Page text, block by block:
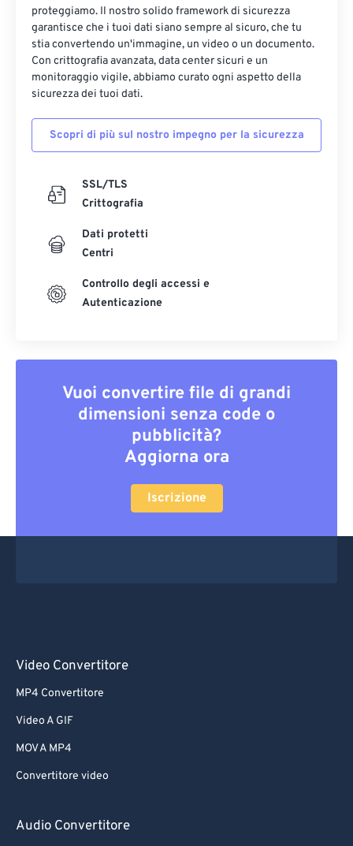
convertire CRW in DNG.
Sviluppato da:Canon Inc.
Data di rilascio iniziale:
Link utili:
https://en.wikipedia.org/wiki/
proteggiamo. Il nostro solido framework di sicurezza
garantisce che i tuoi dati siano sempre al sicuro, che tu
stia convertendo un'immagine, un video o un documento.
Con crittografia avanzata, data center sicuri e un
monitoraggio vigile, abbiamo curato ogni aspetto della
sicurezza dei tuoi dati.
Scopri di più sul nostro impegno per la sicurezza
SSL/TLS
Crittografia
Dati protetti
Centri
Controllo degli accessi e
Autenticazione
Vuoi convertire file di grandi
dimensioni senza code o
pubblicità?
Aggiorna ora
Iscrizione
Video Convertitore
MP4 Convertitore
Video A GIF
MOV A MP4
Convertitore video
Audio Convertitore